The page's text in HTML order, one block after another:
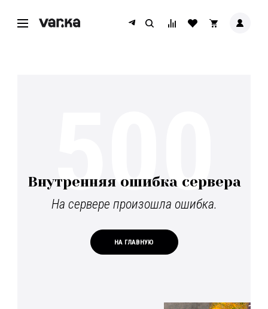
Внутренняя ошибка сервера
На сервере произошла ошибка.
НА ГЛАВНУЮ
500